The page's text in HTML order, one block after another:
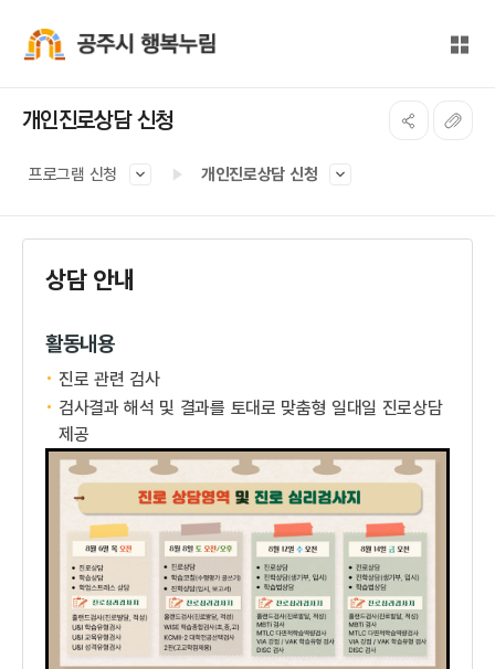
전체
개인진로상담 신청
프로그램 신청 개인진로상담 신청
상담 안내
활동내용
진로 관련 검사
검사결과 해석 및 결과를 토대로 맞춤형 일대일 진로상담
제공